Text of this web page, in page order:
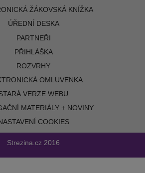
ŽÁKOVSKÁ KNÍŽKA
ÚŘEDNÍ DESKA
PARTNEŘI
PŘIHLÁŠKA
ROZVRHY
OMLUVENKA
VERZE WEBU
MATERIÁLY + NOVINY
COOKIES
Strezina.cz 2016